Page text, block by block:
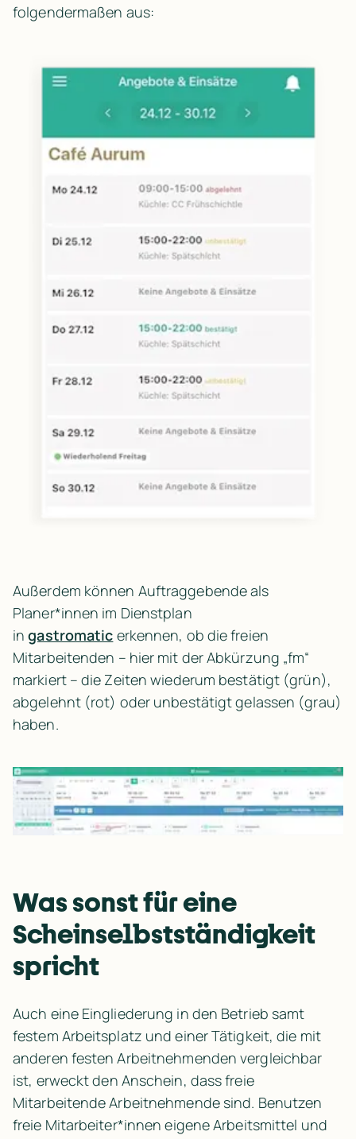
folgendermaßen aus:
Außerdem können Auftraggebende als
Planer*innen im Dienstplan
in gastromatic erkennen, ob die freien
Mitarbeitenden – hier mit der Abkürzung „fm“
markiert – die Zeiten wiederum bestätigt (grün),
abgelehnt (rot) oder unbestätigt gelassen (grau)
haben.
Was sonst für eine
Scheinselbstständigkeit
spricht
Auch eine Eingliederung in den Betrieb samt
festem Arbeitsplatz und einer Tätigkeit, die mit
anderen festen Arbeitnehmenden vergleichbar
ist, erweckt den Anschein, dass freie
Mitarbeitende Arbeitnehmende sind. Benutzen
freie Mitarbeiter*innen eigene Arbeitsmittel und